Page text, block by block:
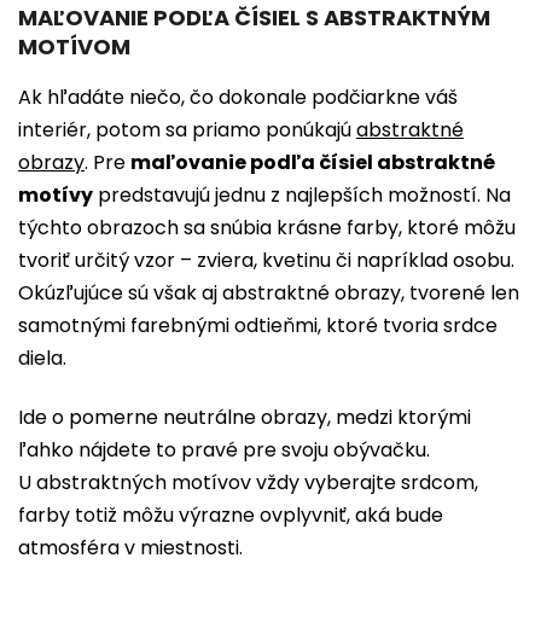
MAĽOVANIE PODĽA ČÍSIEL S ABSTRAKTNÝM
MOTÍVOM
Ak hľadáte niečo, čo dokonale podčiarkne váš
interiér, potom sa priamo ponúkajúabstraktné
obrazy. Pre maľovanie podľa čísiel abstraktné
motívy predstavujú jednu z najlepších možností. Na
týchto obrazoch sa snúbia krásne farby, ktoré môžu
tvoriť určitý vzor – zviera, kvetinu či napríklad osobu.
Okúzľujúce sú však aj abstraktné obrazy, tvorené len
samotnými farebnými odtieňmi, ktoré tvoria srdce
diela.
Ide o pomerne neutrálne obrazy, medzi ktorými
ľahko nájdete to pravé pre svoju obývačku.
U abstraktných motívov vždy vyberajte srdcom,
farby totiž môžu výrazne ovplyvniť, aká bude
atmosféra v miestnosti.